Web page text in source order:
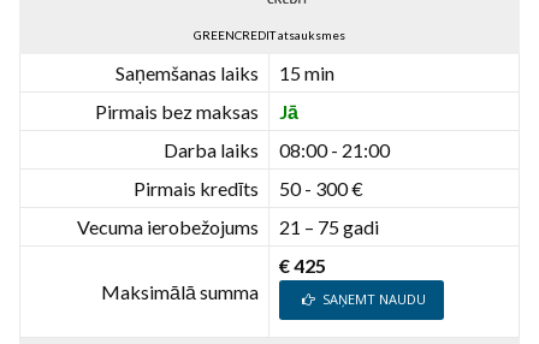
GREENCREDIT atsauksmes
Saņemšanas laiks
15 min
Pirmais bez maksas
Jā
Darba laiks
08:00 - 21:00
Pirmais kredīts
50 - 300 €
Vecuma ierobežojums
21 – 75 gadi
Maksimālā summa
€ 425
SAŅEMT NAUDU